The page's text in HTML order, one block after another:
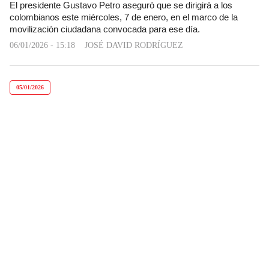
El presidente Gustavo Petro aseguró que se dirigirá a los
colombianos este miércoles, 7 de enero, en el marco de la
movilización ciudadana convocada para ese día.
06/01/2026 - 15:18 JOSÉ DAVID RODRÍGUEZ
05/01/2026